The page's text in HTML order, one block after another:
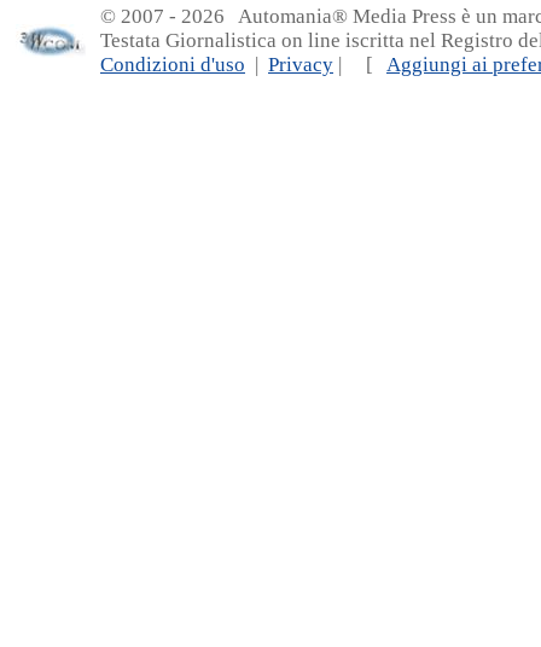
© 2007 - 2026 Automania® Media Press è un
Testata Giornalistica on line iscritta nel Registro
Condizioni d'uso | Privacy | [ Aggiungi ai